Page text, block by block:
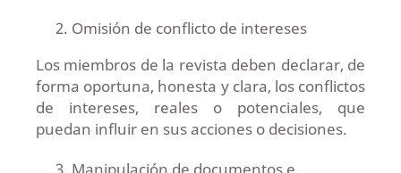
Omisión de conflicto de intereses
Los miembros de la revista deben declarar, de
forma oportuna, honesta y clara, los conflictos
de intereses, reales o potenciales, que
puedan influir en sus acciones o decisiones.